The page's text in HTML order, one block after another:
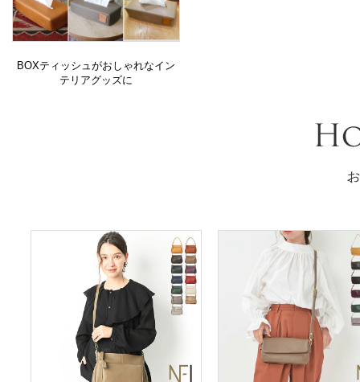
BOXティッシュがおしゃれなイン
テリアグッズに